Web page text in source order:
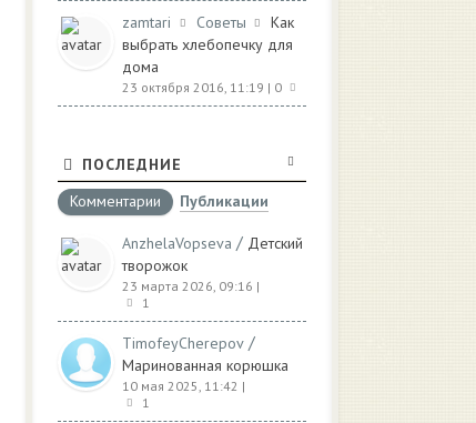
zamtari Советы
Как
выбрать хлебопечку для
дома
23 октября 2016, 11:19 | 0
ПОСЛЕДНИЕ
Комментарии
Публикации
AnzhelaVopseva / Детский
творожок
23 марта 2026, 09:16 |
1
TimofeyCherepov /
Маринованная корюшка
10 мая 2025, 11:42 |
1